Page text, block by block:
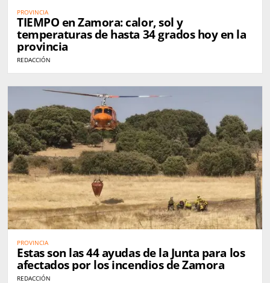
PROVINCIA
TIEMPO en Zamora: calor, sol y
temperaturas de hasta 34 grados hoy en la
provincia
REDACCIÓN
PROVINCIA
Estas son las 44 ayudas de la Junta para los
afectados por los incendios de Zamora
REDACCIÓN